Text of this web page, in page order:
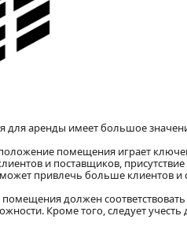
аренды имеет большое
помещения играет
и поставщиков,
привлечь больше клиентов и
должен
Кроме того, следует